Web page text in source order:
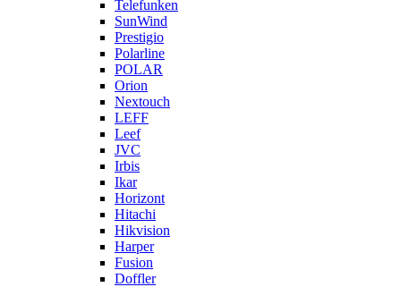
Telefunken
SunWind
Prestigio
Polarline
POLAR
Orion
Nextouch
LEFF
Leef
JVC
Irbis
Ikar
Horizont
Hitachi
Hikvision
Harper
Fusion
Doffler